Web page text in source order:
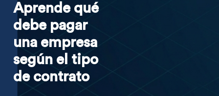
Aprende qué
debe pagar
una empresa
según el tipo
de contrato